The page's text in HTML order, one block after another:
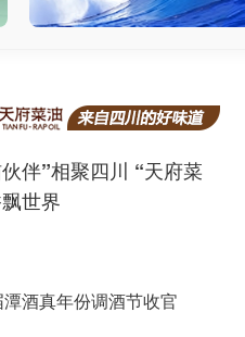
伴”相聚四川 “天府菜
世界
酒真年份调酒节收官